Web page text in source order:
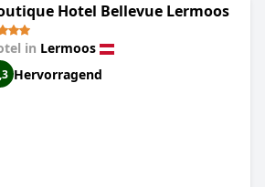
Hotel Bellevue Lermoos
in Lermoos
Hervorragend